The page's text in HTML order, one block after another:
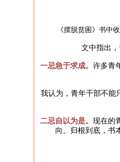
《摆脱贫困》书中
文中指出
一忌急于求成。 许多青
我认为，青年干部不能
二忌自以为是。 现在的
向。归根到底，书